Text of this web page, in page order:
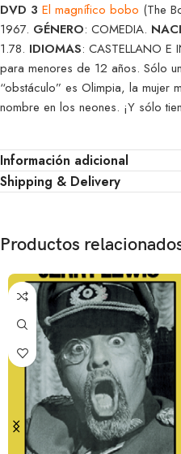
DVD 3 El magnífico bobo (The
1967. GÉNERO: COMEDIA.
1.78. IDIOMAS: CASTELLANO E
para menores de 12 años. Sólo
“obstáculo” es Olimpia, la mujer
nombre en los neones. ¡Y sólo
Información adicional
Shipping & Delivery
Productos